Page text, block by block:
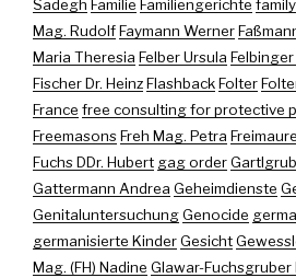
Sadegh Familie Familiengerichte family
Mag. RudolfFaymann Werner
Maria Theresia Felber Ursula Felbinger
Fischer Dr. HeinzFlashbackFolter
France free consulting for protective
FreemasonsFreh Mag. Petra
Fuchs DDr. Hubert gag order
Gattermann Andrea Geheimdienste
GenitaluntersuchungGenocide
germanisierte KinderGesicht
Mag. (FH) Nadine Glawar-Fuchsgruber